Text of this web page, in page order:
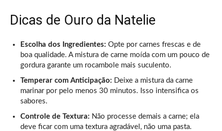
Dicas de Ouro da Natelie
Escolha dos Ingredientes: Opte por carnes frescas e de
boa qualidade. A mistura de carne moída com um pouco de
gordura garante um rocambole mais suculento.
Temperar com Anticipação: Deixe a mistura da carne
marinar por pelo menos 30 minutos. Isso intensifica os
sabores.
Controle de Textura: Não processe demais a carne; ela
deve ficar com uma textura agradável, não uma pasta.